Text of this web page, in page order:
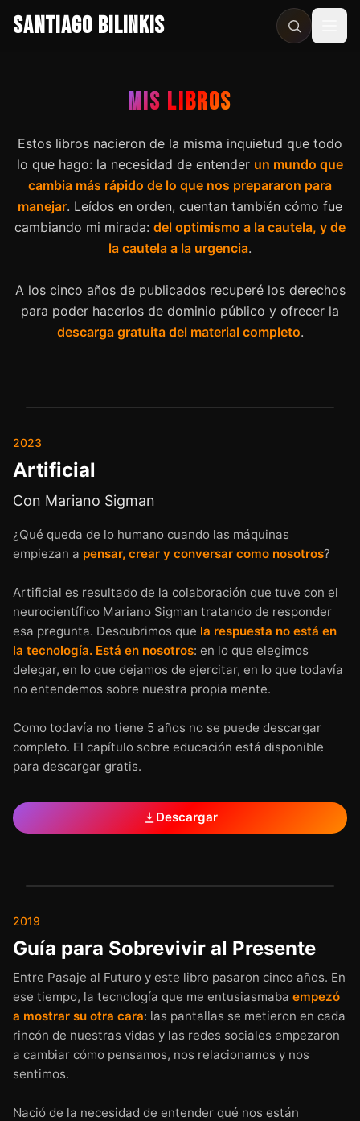
SANTIAGO BILINKIS
MIS LIBROS
Estos libros nacieron de la misma inquietud que todo
lo que hago: la necesidad de entender un mundo que
cambia más rápido de lo que nos prepararon para
manejar. Leídos en orden, cuentan también cómo fue
cambiando mi mirada: del optimismo a la cautela, y de
la cautela a la urgencia.
A los cinco años de publicados recuperé los derechos
para poder hacerlos de dominio público y ofrecer la
descarga gratuita del material completo.
2023
Artificial
Con Mariano Sigman
¿Qué queda de lo humano cuando las máquinas
empiezan a pensar, crear y conversar como nosotros?
Artificial es resultado de la colaboración que tuve con el
neurocientífico Mariano Sigman tratando de responder
esa pregunta. Descubrimos que la respuesta no está en
la tecnología. Está en nosotros: en lo que elegimos
delegar, en lo que dejamos de ejercitar, en lo que todavía
no entendemos sobre nuestra propia mente.
Como todavía no tiene 5 años no se puede descargar
completo. El capítulo sobre educación está disponible
para descargar gratis.
Descargar
2019
Guía para Sobrevivir al Presente
Entre Pasaje al Futuro y este libro pasaron cinco años. En
ese tiempo, la tecnología que me entusiasmaba empezó
a mostrar su otra cara: las pantallas se metieron en cada
rincón de nuestras vidas y las redes sociales empezaron
a cambiar cómo pensamos, nos relacionamos y nos
sentimos.
Nació de la necesidad de entender qué nos están